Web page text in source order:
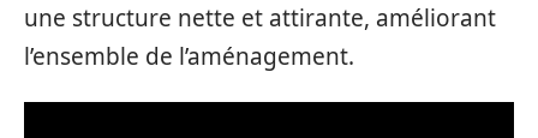
une structure nette et attirante, améliorant
l’ensemble de l’aménagement.